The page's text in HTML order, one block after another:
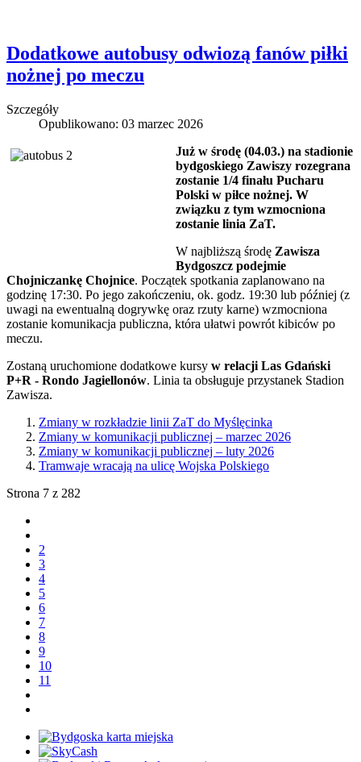
Dodatkowe autobusy odwiozą fanów piłki
nożnej po meczu
Szczegóły
Opublikowano: 03 marzec 2026
Już w środę (04.03.) na stadionie
bydgoskiego Zawiszy rozegrana
zostanie 1/4 finału Pucharu
Polski w piłce nożnej. W
związku z tym wzmocniona
zostanie linia ZaT.
W najbliższą środę Zawisza
Bydgoszcz podejmie
Chojniczankę Chojnice. Początek spotkania zaplanowano na
godzinę 17:30. Po jego zakończeniu, ok. godz. 19:30 lub później (z
uwagi na ewentualną dogrywkę oraz rzuty karne) wzmocniona
zostanie komunikacja publiczna, która ułatwi powrót kibiców po
meczu.
Zostaną uruchomione dodatkowe kursy w relacji Las Gdański
P+R - Rondo Jagiellonów. Linia ta obsługuje przystanek Stadion
Zawisza.
Zmiany w rozkładzie linii ZaT do Myślęcinka
Zmiany w komunikacji publicznej – marzec 2026
Zmiany w komunikacji publicznej – luty 2026
Tramwaje wracają na ulicę Wojska Polskiego
Strona 7 z 282
2
3
4
5
6
7
8
9
10
11